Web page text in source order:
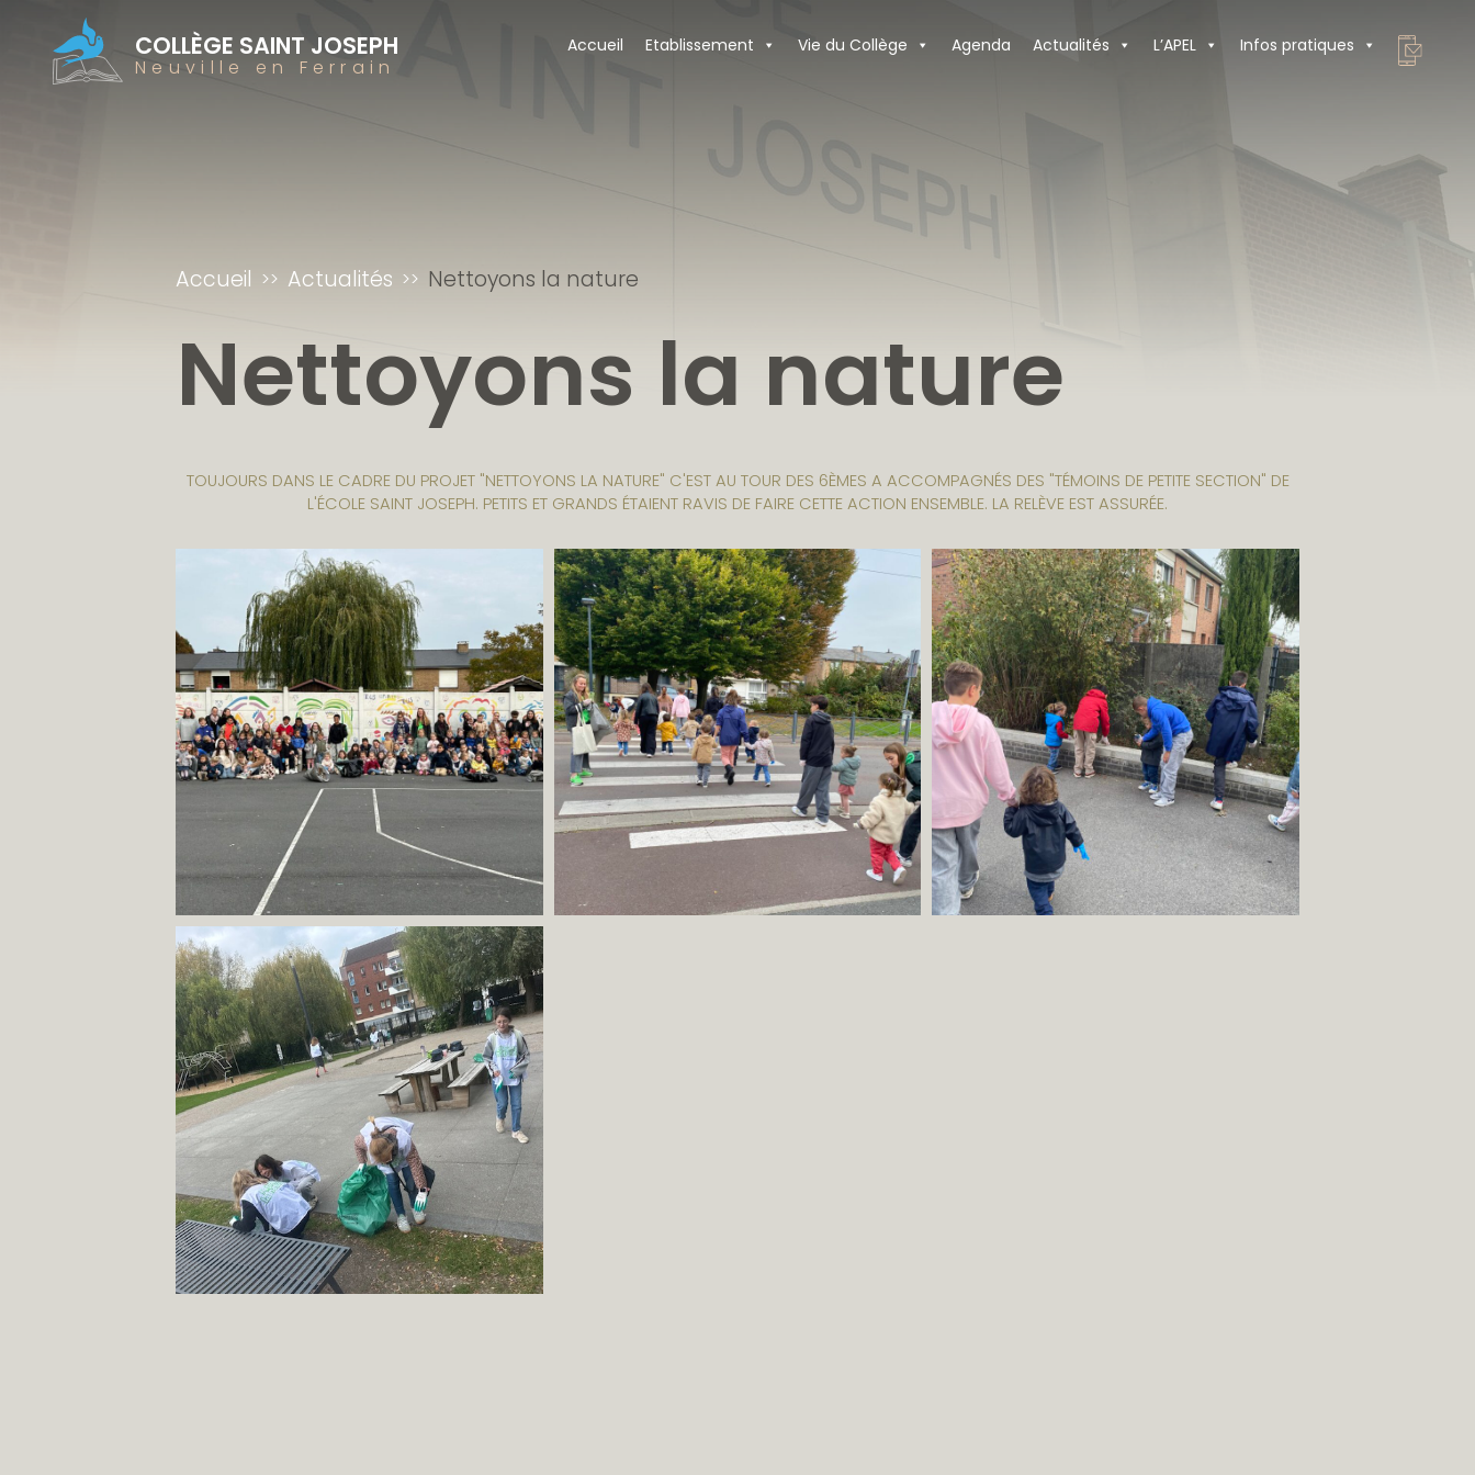
COLLÈGE SAINT JOSEPH
Neuville en Ferrain
Accueil Etablissement Vie du Collège Agenda Actualités L’APEL Infos pratiques
Accueil Actualités Nettoyons la nature
Nettoyons la nature
TOUJOURS DANS LE CADRE DU PROJET "NETTOYONS LA NATURE" C'EST AU TOUR DES 6ÈMES A ACCOMPAGNÉS DES "TÉMOINS DE PETITE SECTION" DE
L'ÉCOLE SAINT JOSEPH. PETITS ET GRANDS ÉTAIENT RAVIS DE FAIRE CETTE ACTION ENSEMBLE. LA RELÈVE EST ASSURÉE.